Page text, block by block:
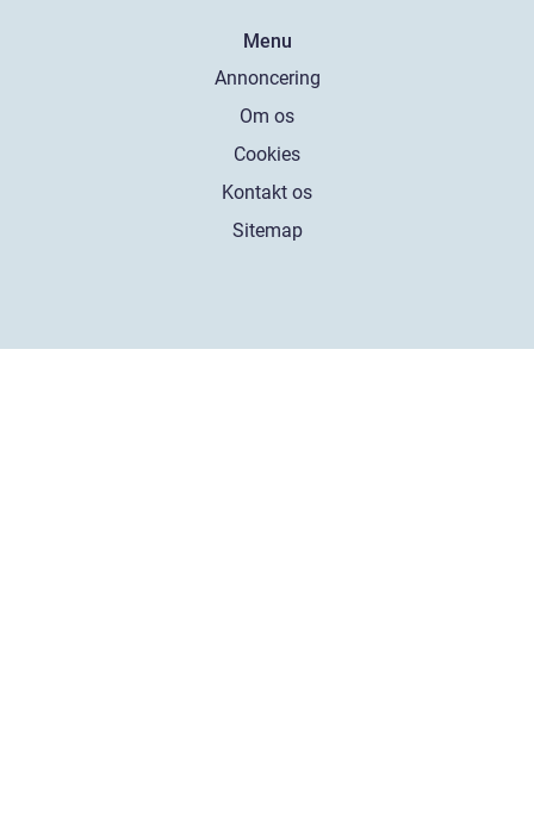
Menu
Annoncering
Om os
Cookies
Kontakt os
Sitemap